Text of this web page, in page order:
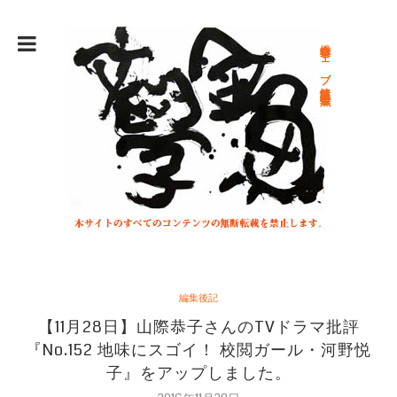
総合文学ウェブ情報誌 文学金魚
編集後記
【11月28日】山際恭子さんのTVドラマ批評
『No.152 地味にスゴイ！ 校閲ガール・河野悦
子』をアップしました。